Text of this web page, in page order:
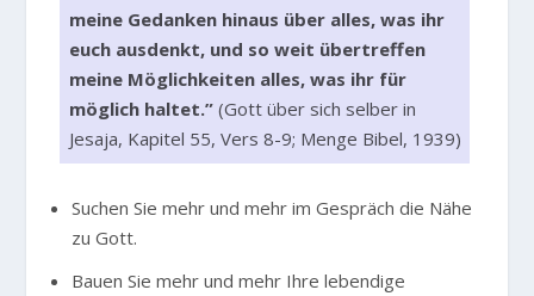
meine Gedanken hinaus über alles, was ihr
euch ausdenkt, und so weit übertreffen
meine Möglichkeiten alles, was ihr für
möglich haltet.”(Gott über sich selber in
Jesaja, Kapitel 55, Vers 8-9; Menge Bibel, 1939)
Suchen Sie mehr und mehr im Gespräch die Nähe
zu Gott.
Bauen Sie mehr und mehr Ihre lebendige